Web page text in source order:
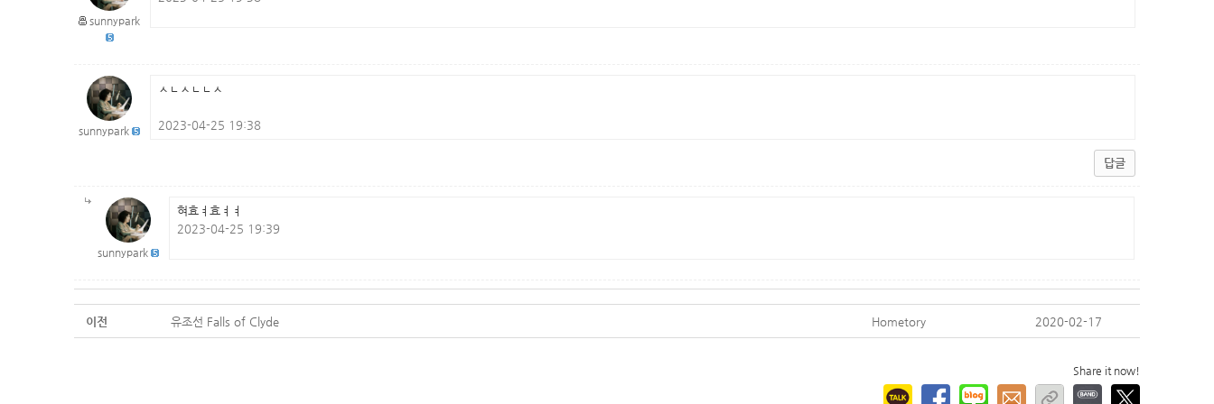
sunnypark
sunnypark
ㅅㄴㅅㄴㄴㅅ
2023-04-25 19:38
답글
sunnypark
혀효ㅕ효ㅕㅕ
2023-04-25 19:39
이전 유조선 Falls of Clyde Hometory 2020-02-17
Share it now!